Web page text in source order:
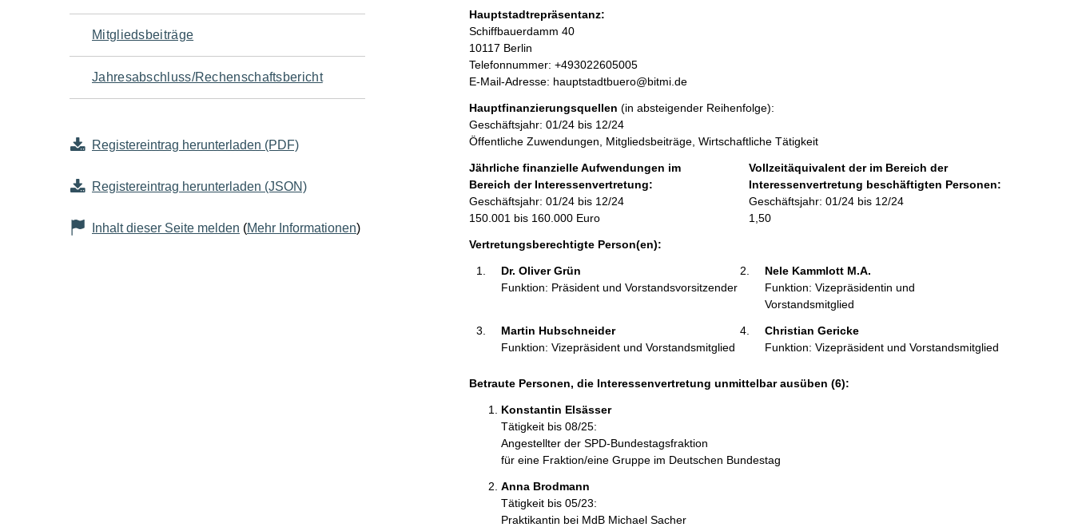
Mitgliedsbeiträge
Jahresabschluss/Rechenschaftsbericht
Registereintrag herunterladen (PDF)
Registereintrag herunterladen (JSON)
Inhalt dieser Seite melden (Mehr Informationen)
h
a
l
t
m
t
o
n
e
n
Hauptstadtrepräsentanz:
A
d
r
e
s
e
Schiffbauerdamm 40
10117 Berlin
K
o
t
a
k
t
i
n
f
r
m
n
Telefonnummer: +493022605005
E-Mail-Adresse: hauptstadtbuero@bitmi.de
Hauptfinanzierungsquellen (in absteigender Reihenfolge):
Geschäftsjahr: 01/24 bis 12/24
Öffentliche Zuwendungen, Mitgliedsbeiträge, Wirtschaftliche Tätigkeit
Jährliche finanzielle Aufwendungen im
Bereich der Interessenvertretung:
Geschäftsjahr: 01/24 bis 12/24
150.001 bis 160.000 Euro
Vollzeitäquivalent der im Bereich der
Interessenvertretung beschäftigten Personen:
Geschäftsjahr: 01/24 bis 12/24
1,50
Vertretungsberechtigte Person(en):
Dr. Oliver Grün
Funktion: Präsident und Vorstandsvorsitzender
Nele Kammlott M.A.
Funktion: Vizepräsidentin und
Vorstandsmitglied
Martin Hubschneider
Funktion: Vizepräsident und Vorstandsmitglied
Christian Gericke
Funktion: Vizepräsident und Vorstandsmitglied
Betraute Personen, die Interessenvertretung unmittelbar ausüben (6):
Konstantin Elsässer
Tätigkeit bis 08/25:
Angestellter der SPD-Bundestagsfraktion
für eine Fraktion/eine Gruppe im Deutschen Bundestag
Anna Brodmann
Tätigkeit bis 05/23:
Praktikantin bei MdB Michael Sacher